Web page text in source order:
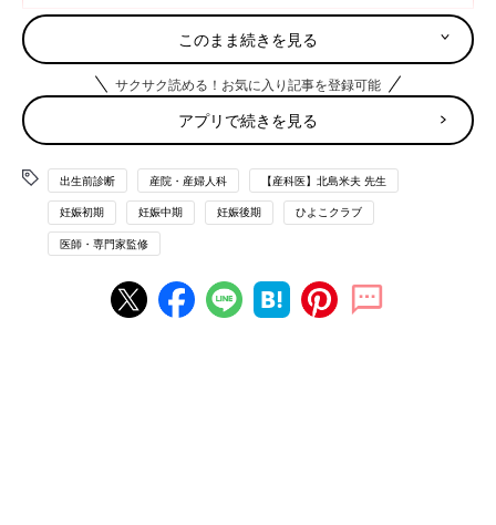
決！ 悩めるニンプさんに愛あるアドバイスを
お届けします。
〈今回のお悩み〉 出生前診断は受けるべき？
40才、初めての妊娠です。「出生前診断」を受けるかどうか迷っ
ています。通っている産院でNIPT（母体血
染色体検査）と
ら？」といいますが、もし陽性の結果が出たときにどうすればい
いのかわからないので迷っています。（妊娠3カ月のニンプよ
り）
本人の考え方しだいだけど 気になるなら検討しても
このまま続きを見る
サクサク読める！お気に入り記事を登録可能
アプリで続きを見る
出生前診断 産院・産婦人科 【産科医】北島米夫 先生
妊娠初期 妊娠中期 妊娠後期 ひよこクラブ
医師・専門家監修